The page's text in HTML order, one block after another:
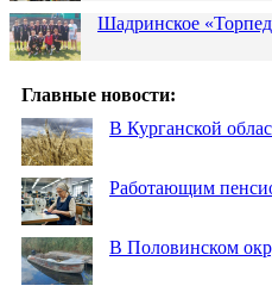
Шадринское
Главные новости:
В Курганской
Работающим
В Половинском